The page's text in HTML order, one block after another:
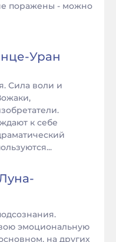
поражены - можно
-Уран
Сила воли и
к себе
-
эмоциональную
на других